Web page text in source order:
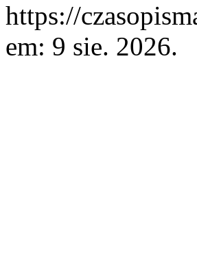
https://
em: 9 sie. 2026.